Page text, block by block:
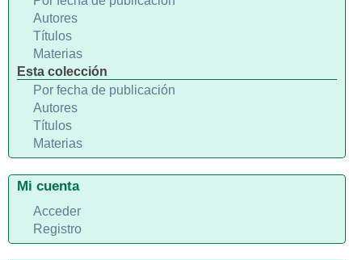
Autores
Títulos
Materias
Esta colección
Por fecha de publicación
Autores
Títulos
Materias
Mi cuenta
Acceder
Registro